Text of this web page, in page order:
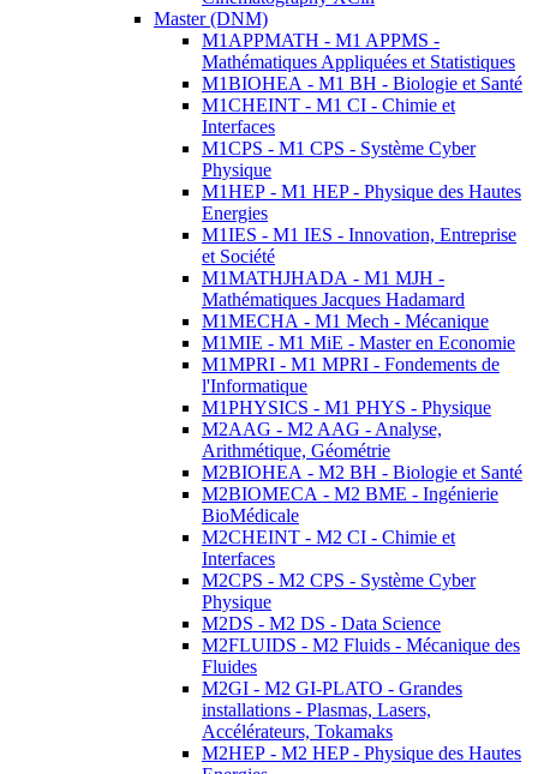
Master (DNM)
M1APPMATH - M1 APPMS -
Mathématiques Appliquées et Statistiques
M1BIOHEA - M1 BH - Biologie et Santé
M1CHEINT - M1 CI - Chimie et
Interfaces
M1CPS - M1 CPS - Système Cyber
Physique
M1HEP - M1 HEP - Physique des Hautes
Energies
M1IES - M1 IES - Innovation, Entreprise
et Société
M1MATHJHADA - M1 MJH -
Mathématiques Jacques Hadamard
M1MECHA - M1 Mech - Mécanique
M1MIE - M1 MiE - Master en Economie
M1MPRI - M1 MPRI - Fondements de
l'Informatique
M1PHYSICS - M1 PHYS - Physique
M2AAG - M2 AAG - Analyse,
Arithmétique, Géométrie
M2BIOHEA - M2 BH - Biologie et Santé
M2BIOMECA - M2 BME - Ingénierie
BioMédicale
M2CHEINT - M2 CI - Chimie et
Interfaces
M2CPS - M2 CPS - Système Cyber
Physique
M2DS - M2 DS - Data Science
M2FLUIDS - M2 Fluids - Mécanique des
Fluides
M2GI - M2 GI-PLATO - Grandes
installations - Plasmas, Lasers,
Accélérateurs, Tokamaks
M2HEP - M2 HEP - Physique des Hautes